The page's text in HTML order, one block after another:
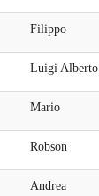
Filippo
Luigi Alberto
Mario
Robson
Andrea